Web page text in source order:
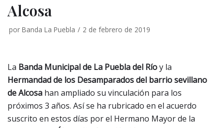
Alcosa
por Banda La Puebla 2 de febrero de 2019
La Banda Municipal de La Puebla del Ríoy la
Hermandad de los Desamparados del barrio sevillano
de Alcosa han ampliado su vinculación para los
próximos 3 años. Así se ha rubricado en el acuerdo
suscrito en estos días por el Hermano Mayor de la